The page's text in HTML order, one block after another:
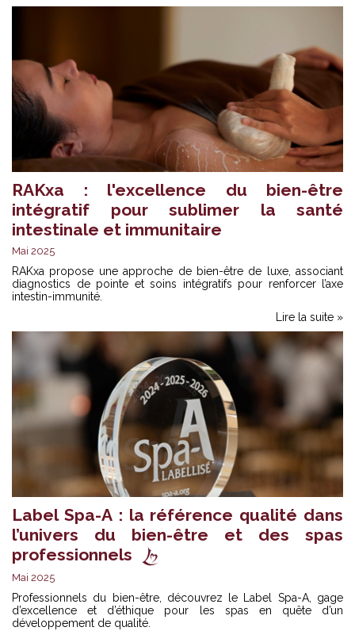
RAKxa : l'excellence du bien-être
intégratif pour sublimer la santé
intestinale et immunitaire
Mai 2025
RAKxa propose une approche de bien-être de luxe, associant
diagnostics de pointe et soins intégratifs pour renforcer l’axe
intestin-immunité.
Lire la suite »
Label Spa-A : la référence qualité dans
l’univers du bien-être et des spas
professionnels
Mai 2025
Professionnels du bien-être, découvrez le Label Spa-A, gage
d’excellence et d’éthique pour les spas en quête d’un
développement de qualité.